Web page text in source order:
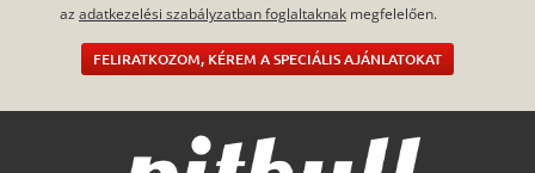
az adatkezelési szabályzatban foglaltaknak megfelelően.
FELIRATKOZOM, KÉREM A SPECIÁLIS AJÁNLATOKAT